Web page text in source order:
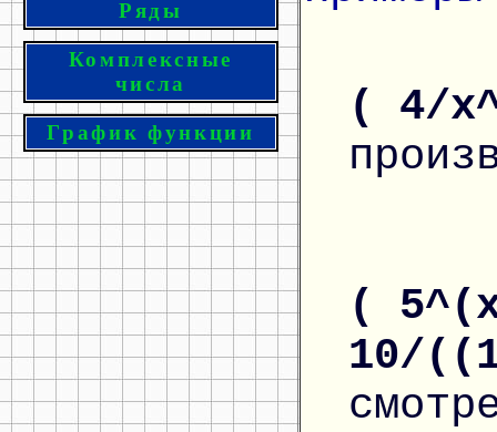
Ряды
Комплексные
числа
График функции
( 4/
(
10/